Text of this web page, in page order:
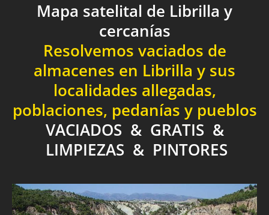
Mapa satelital de Librilla y
cercanías
Resolvemos vaciados de
almacenes en Librilla y sus
localidades allegadas,
poblaciones, pedanías y pueblos
VACIADOS & GRATIS &
LIMPIEZAS & PINTORES